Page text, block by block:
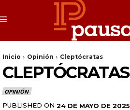
Inicio Opinión Cleptócratas
CLEPTÓCRATAS
OPINIÓN
PUBLISHED ON 24 DE MAYO DE 2025